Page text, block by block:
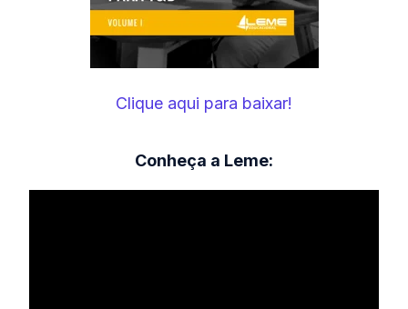
Clique aqui para baixar!
Conheça a Leme: